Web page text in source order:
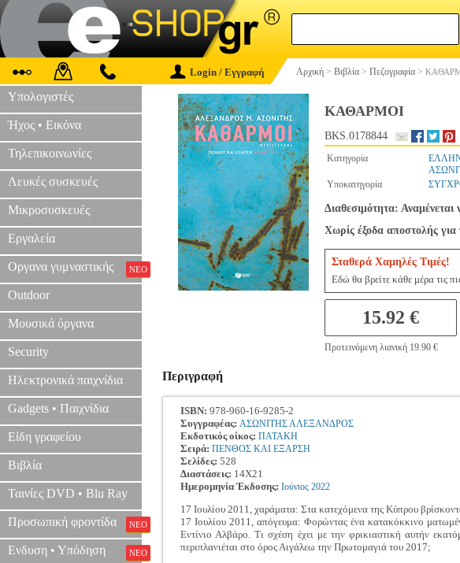
Login / Εγγραφή Αρχική > Βιβλία > Πεζογραφία >
Υπολογιστές
Ήχος • Εικόνα
Τηλεπικοινωνίες
Λευκές συσκευές
Μικροσυσκευές
Εργαλεία
Οργανα γυμναστικής ΝΕΟ
Outdoor
Μουσικά όργανα
Security
Ηλεκτρονικά παιχνίδια
Gadgets • Παιχνίδια
Είδη γραφείου
Βιβλία
Ταινίες DVD • Blu Ray
Προσωπική φροντίδα ΝΕΟ
Ενδυση • Υπόδηση ΝΕΟ
ΚΑΘΑΡΜΟΙ
BKS.0178844
Κατηγορία
Υποκατηγορία
Διαθεσιμότητα: Αναμένεται
Χωρίς έξοδα αποστολής
Σταθερά Χαμηλές Τιμές!
Εδώ θα βρείτε κάθε μέρα τις
15.92 €
Προτεινόμενη λιανική 19.90 €
Περιγραφή
ISBN: 978-960-16-9285-2
Συγγραφέας: ΑΣΩΝΙΤΗΣ ΑΛΕΞΑΝΔΡΟΣ
Εκδοτικός οίκος: ΠΑΤΑΚΗ
Σειρά: ΠΕΝΘΟΣ ΚΑΙ ΕΞΑΡΣΗ
Σελίδες: 528
Διαστάσεις: 14Χ21
Ημερομηνία Έκδοσης: Ιούνιος 2022
17 Ιουλίου 2011, χαράματα: Στα κατεχόμενα της Κύπρου
17 Ιουλίου 2011, απόγευμα: Φορώντας ένα κατακόκκινο
Εντίνιο Αλβάρο. Τι σχέση έχει με την φρικιαστική αυτήν
περιπλανιέται στο όρος Αιγάλεω την Πρωτομαγιά του 2017;